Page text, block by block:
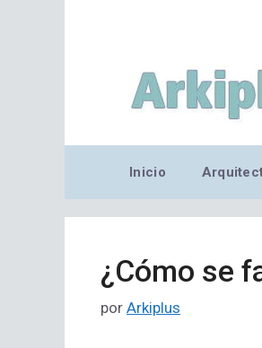
Inicio
¿Cómo se
por Arkiplus